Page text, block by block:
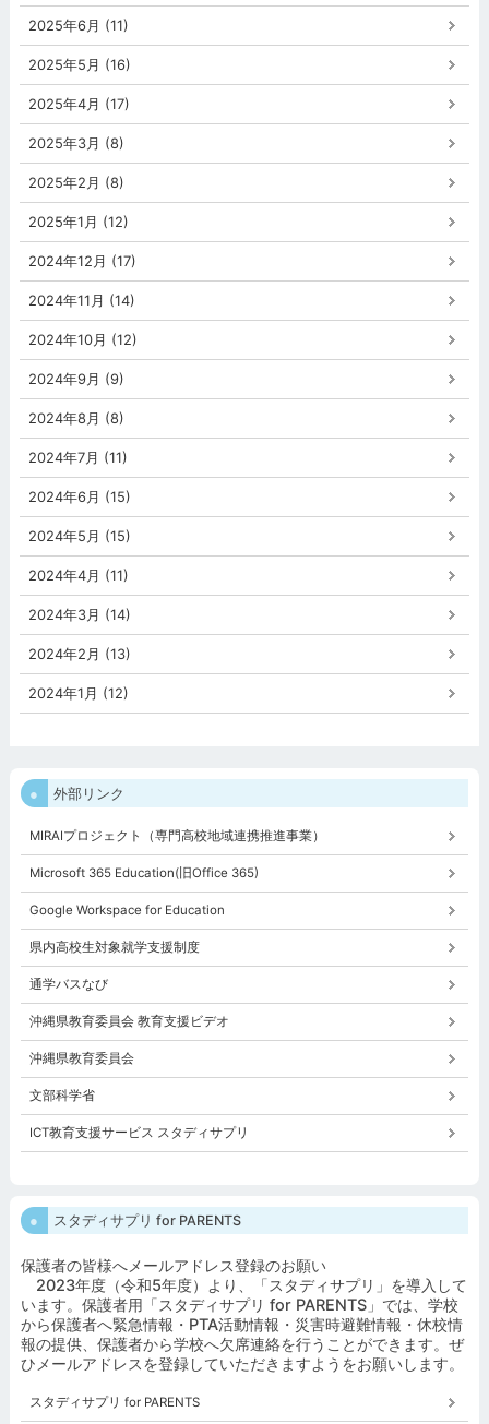
2025年6月 (11)
2025年5月 (16)
2025年4月 (17)
2025年3月 (8)
2025年2月 (8)
2025年1月 (12)
2024年12月 (17)
2024年11月 (14)
2024年10月 (12)
2024年9月 (9)
2024年8月 (8)
2024年7月 (11)
2024年6月 (15)
2024年5月 (15)
2024年4月 (11)
2024年3月 (14)
2024年2月 (13)
2024年1月 (12)
外部リンク
MIRAIプロジェクト（専門高校地域連携推進事業）
Microsoft 365 Education(旧Office 365)
Google Workspace for Education
県内高校生対象就学支援制度
通学バスなび
沖縄県教育委員会 教育支援ビデオ
沖縄県教育委員会
文部科学省
ICT教育支援サービス スタディサプリ
スタディサプリ for PARENTS
保護者の皆様へメールアドレス登録のお願い
2023年度（令和5年度）より、「スタディサプリ」を導入して
います。保護者用「スタディサプリ for PARENTS」では、学校
から保護者へ緊急情報・PTA活動情報・災害時避難情報・休校情
報の提供、保護者から学校へ欠席連絡を行うことができます。ぜ
ひメールアドレスを登録していただきますようをお願いします。
スタディサプリ for PARENTS